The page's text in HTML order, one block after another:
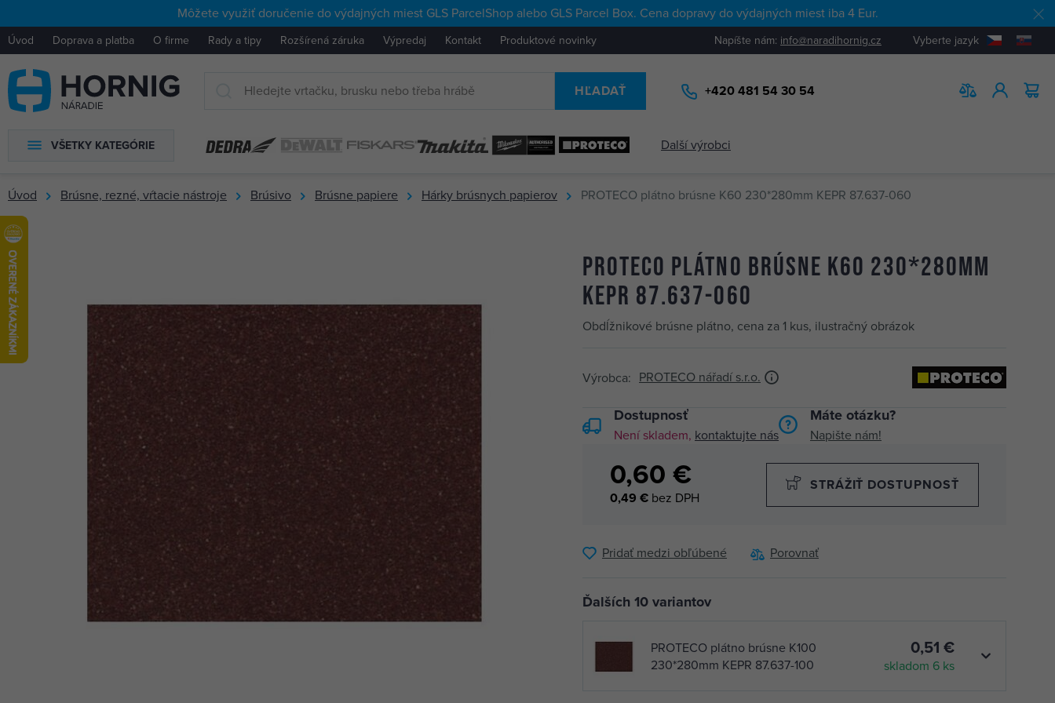
Môžete využiť doručenie do výdajných miest GLS ParcelShop alebo GLS Parcel Box. Cena dopravy do výdajných miest iba 4 Eur.
Úvod Doprava a platba O firme Rady a tipy Rozšírená záruka Výpredaj Kontakt Produktové novinky Napíšte nám: info@naradihornig.cz Vyberte jazyk
HĽADAŤ +420 481 54 30 54
VŠETKY KATEGÓRIE Další výrobci
Úvod Brúsne, rezné, vŕtacie nástroje Brúsivo Brúsne papiere Hárky brúsnych papierov PROTECO plátno brúsne K60 230*280mm KEPR 87.637-060
PROTECO plátno brúsne K60 230*280mm
KEPR 87.637-060
Obdĺžnikové brúsne plátno, cena za 1 kus, ilustračný obrázok
Výrobca: PROTECO nářadí s.r.o.
Dostupnosť
Není skladem, kontaktujte nás
Máte otázku?
Napište nám!
0,60 €
0,49 € bez DPH
STRÁŽIŤ DOSTUPNOSŤ
Pridať medzi obľúbené Porovnať
Ďalších 10 variantov
PROTECO plátno brúsne K100
230*280mm KEPR 87.637-100
0,51 €
skladom 6 ks